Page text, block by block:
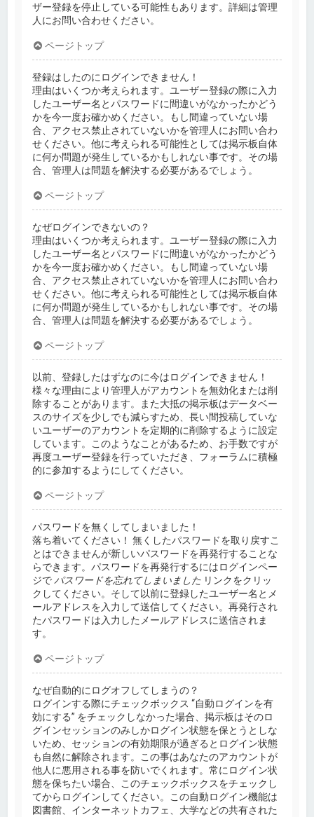
ザー登録を停止している可能性もあります。詳細は管理
人にお問い合わせください。
ページトップ
登録はしたのにログインできません！
理由はいくつか考えられます。ユーザー登録の際に入力
したユーザー名とパスワードに間違いがなかったかどう
かを今一度お確かめください。もし間違っていない場
合、アクセス禁止されていないかを管理人にお問い合わ
せください。他に考えられる可能性としては掲示板自体
に何か問題が発生しているかもしれない事です。その場
合、管理人は問題を解決する必要があるでしょう。
ページトップ
なぜログインできないの？
理由はいくつか考えられます。ユーザー登録の際に入力
したユーザー名とパスワードに間違いがなかったかどう
かを今一度お確かめください。もし間違っていない場
合、アクセス禁止されていないかを管理人にお問い合わ
せください。他に考えられる可能性としては掲示板自体
に何か問題が発生しているかもしれない事です。その場
合、管理人は問題を解決する必要があるでしょう。
ページトップ
以前、登録したはずなのに今はログインできません！
様々な理由により管理人がアカウントを無効化または削
除することがあります。また大抵の掲示板はデータベー
スのサイズを少しでも減らすため、長い間投稿していな
いユーザーのアカウントを定期的に削除するように設定
しています。このようなことがあるため、お手数ですが
再度ユーザー登録を行っていただき、フォーラムに積極
的に参加するようにしてください。
ページトップ
パスワードを無くしてしまいました！
落ち着いてください！ 無くしたパスワードを取り戻すこ
とはできませんが新しいパスワードを再発行することな
らできます。パスワードを再発行するにはログインペー
ジで パスワードを忘れてしまいました リンクをクリッ
クしてください。そして以前に登録したユーザー名とメ
ールアドレスを入力して送信してください。再発行され
たパスワードは入力したメールアドレスに送信されま
す。
ページトップ
なぜ自動的にログオフしてしまうの？
ログインする際にチェックボックス “自動ログインを有
効にする” をチェックしなかった場合、掲示板はそのロ
グインセッションのみしかログイン状態を保とうとしな
いため、セッションの有効期限が過ぎるとログイン状態
も自然に解除されます。この事はあなたのアカウントが
他人に悪用される事を防いでくれます。常にログイン状
態を保ちたい場合、このチェックボックスをチェックし
てからログインしてください。この自動ログイン機能は
図書館、インターネットカフェ、大学などの共有された